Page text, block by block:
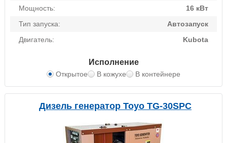
Мощность:
16 кВт
Тип запуска:
Автозапуск
Двигатель:
Kubota
Исполнение
Открытое В кожухе В контейнере
Дизель генератор Toyo TG-30SPC